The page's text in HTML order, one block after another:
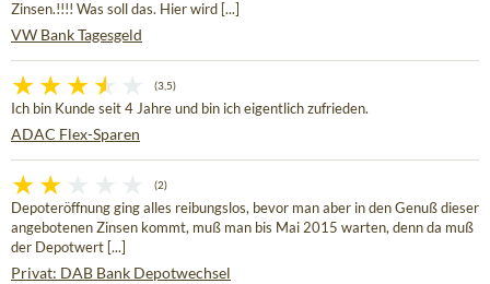
Zinsen.!!!! Was soll das. Hier wird [...]
VW Bank Tagesgeld
(3,5)
Ich bin Kunde seit 4 Jahre und bin ich eigentlich zufrieden.
ADAC Flex-Sparen
(2)
Depoteröffnung ging alles reibungslos, bevor man aber in den Genuß dieser
angebotenen Zinsen kommt, muß man bis Mai 2015 warten, denn da muß
der Depotwert [...]
Privat: DAB Bank Depotwechsel